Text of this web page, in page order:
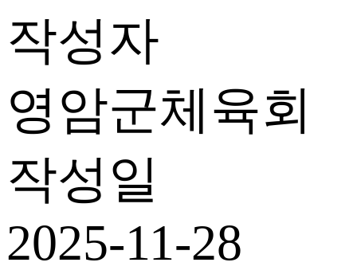
작성자
영암군체육회
작성일
2025-11-28